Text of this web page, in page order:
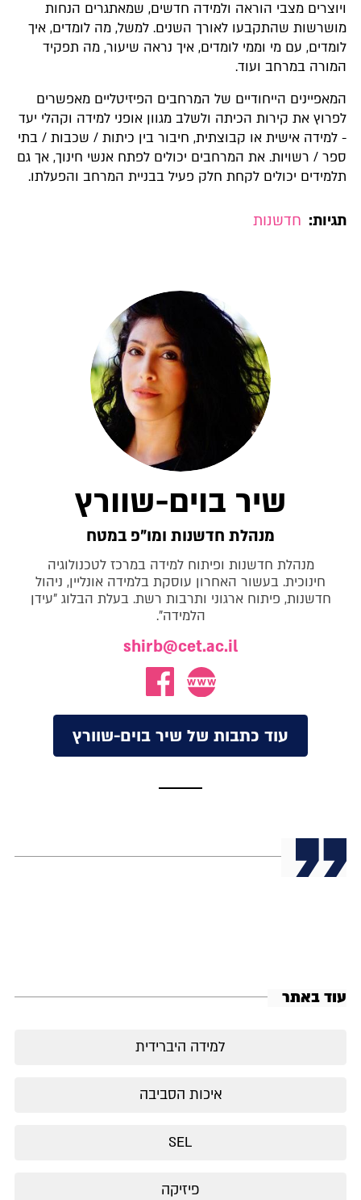
ויוצרים מצבי הוראה ולמידה חדשים, שמאתגרים הנחות
מושרשות שהתקבעו לאורך השנים. למשל, מה לומדים, איך
לומדים, עם מי וממי לומדים, איך נראה שיעור, מה תפקיד
המורה במרחב ועוד.
המאפיינים הייחודיים של המרחבים הפיזיטליים מאפשרים
לפרוץ את קירות הכיתה ולשלב מגוון אופני למידה וקהלי יעד
- למידה אישית או קבוצתית, חיבור בין כיתות / שכבות / בתי
ספר / רשויות. את המרחבים יכולים לפתח אנשי חינוך, אך גם
תלמידים יכולים לקחת חלק פעיל בבניית המרחב והפעלתו.
תגיות: חדשנות
שיר בוים-שוורץ
מנהלת חדשנות ומו"פ במטח
מנהלת חדשנות ופיתוח למידה במרכז לטכנולוגיה
חינוכית. בעשור האחרון עוסקת בלמידה אונליין, ניהול
חדשנות, פיתוח ארגוני ותרבות רשת. בעלת הבלוג "עידן
הלמידה".
shirb@cet.ac.il
עוד כתבות של שיר בוים-שוורץ
עוד באתר
למידה היברידית
איכות הסביבה
SEL
פיזיקה